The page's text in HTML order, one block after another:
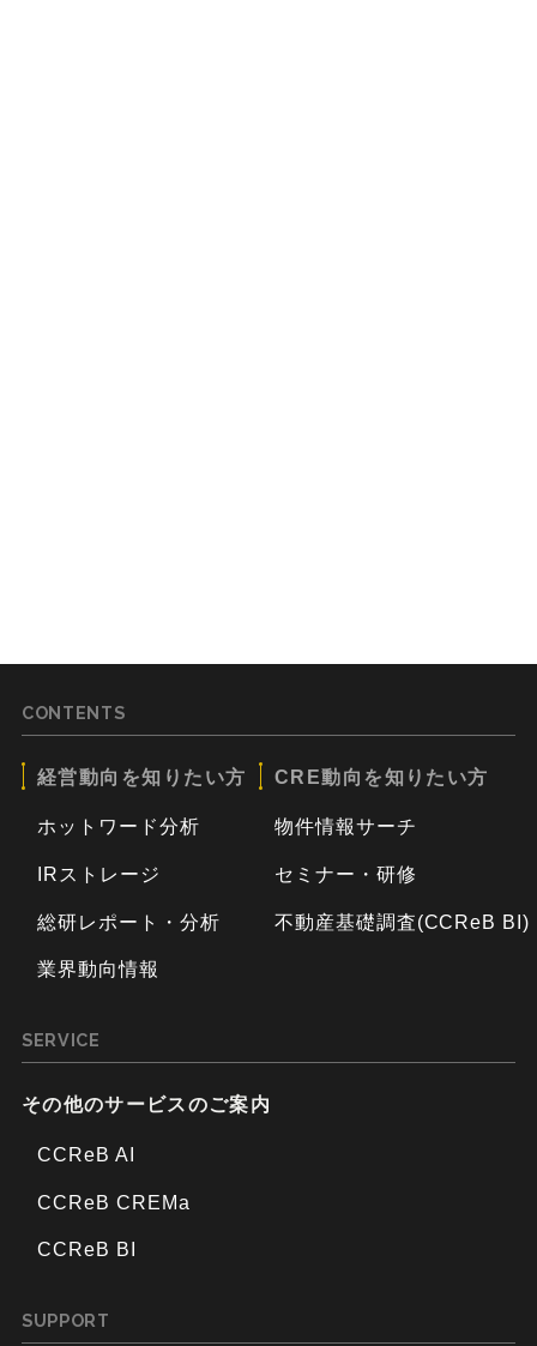
CONTENTS
経営動向を知りたい方
ホットワード分析
IRストレージ
総研レポート・分析
業界動向情報
CRE動向を知りたい方
物件情報サーチ
セミナー・研修
不動産基礎調査(CCReB BI)
SERVICE
その他のサービスのご案内
CCReB AI
CCReB CREMa
CCReB BI
SUPPORT